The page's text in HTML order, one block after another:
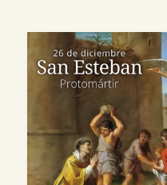
TRADICIÓN